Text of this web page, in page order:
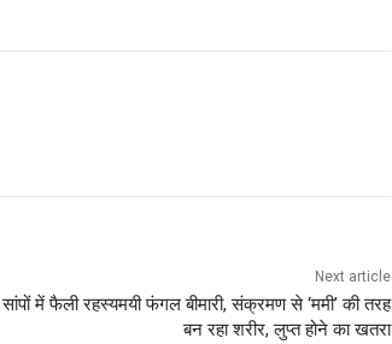
Next article
सांपों में फैली रहस्यमयी फंगल बीमारी, संक्रमण से ‘ममी’ की तरह
बन रहा शरीर, लुप्त होने का खतरा